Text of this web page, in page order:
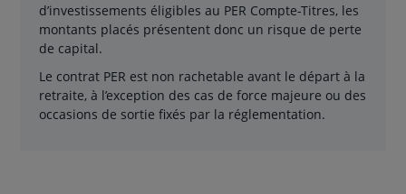
d’investissements éligibles au PER Compte-Titres, les
montants placés présentent donc un risque de perte
de capital.
Le contrat PER est non rachetable avant le départ à la
retraite, à l’exception des cas de force majeure ou des
occasions de sortie fixés par la réglementation.